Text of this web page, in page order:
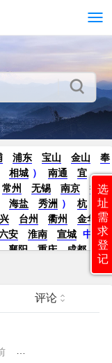
浦东 宝山 金山
奉
相城 ） 南通
宜
常州 无锡 南京
徐
海盐 秀洲 ）
杭
台州 衢州
金华
安 淮南 宣城 中
襄阳 重庆 成都
德
固
唐山 潍坊
门 惠州 肇庆
中
灯塔瓴科
评论
选
址
需
求
登
记